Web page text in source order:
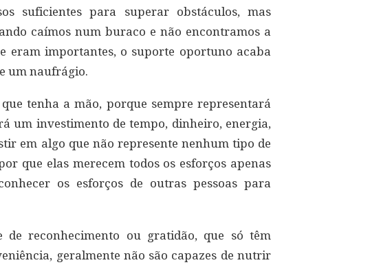
suficientes para superar obstáculos, mas
caímos num buraco e não encontramos a
eram importantes, o suporte oportuno acaba
um naufrágio.
tenha a mão, porque sempre representará
um investimento de tempo, dinheiro, energia,
em algo que não represente nenhum tipo de
que elas merecem todos os esforços apenas
os esforços de outras pessoas para
de reconhecimento ou gratidão, que só têm
geralmente não são capazes de nutrir